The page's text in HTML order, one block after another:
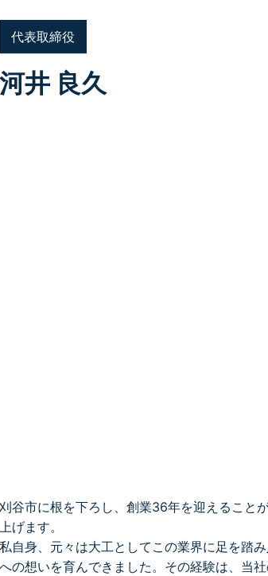
代表取締役
河井 良久
刈谷市に根を下ろし、創業36年を迎えること
上げます。
私自身、元々は大工としてこの業界に足を踏
への想いを育んできました。その経験は、当